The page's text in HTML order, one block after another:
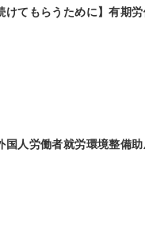
けてもらうために】有期
人労働者就労環境整備助